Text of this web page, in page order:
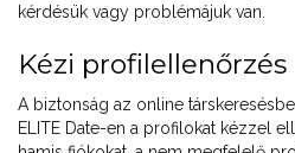
kérdésük vagy problémájuk van.
Kézi profilellenőrzés
A biztonság az online
ELITE Date-en a profilokat kézzel